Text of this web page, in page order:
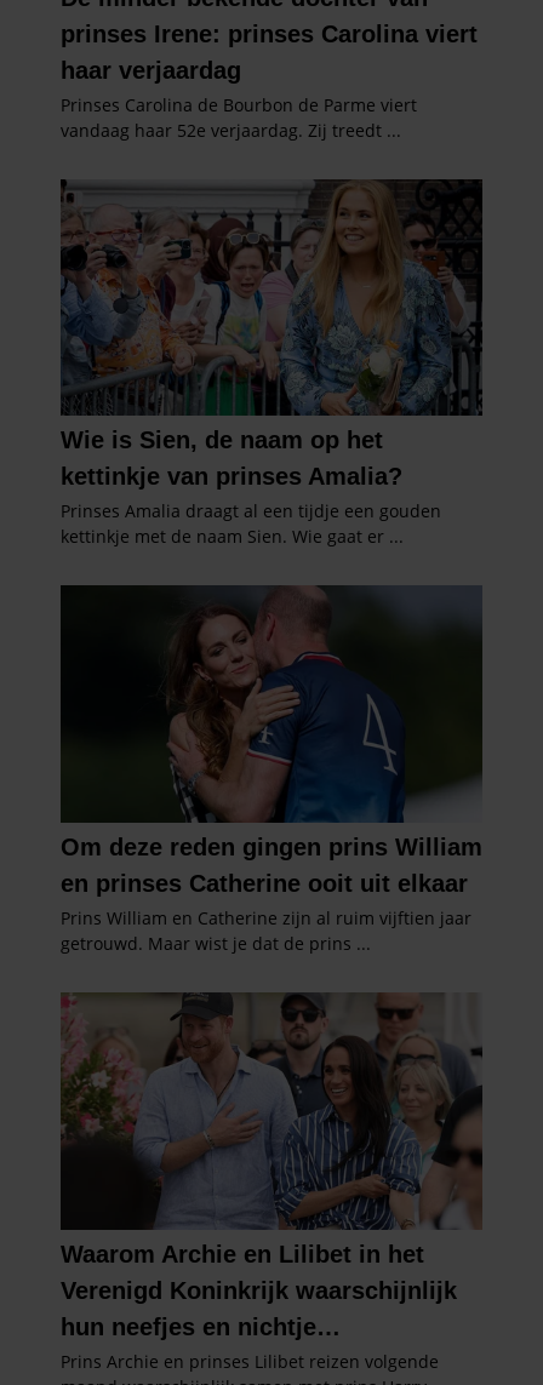
partners kunnen deze gegevens combineren met andere
informatie die u aan ze heeft verstrekt of die ze hebben
verzameld op basis van uw gebruik van hun services. U
gaat akkoord met onze cookies als u onze website blijft
gebruiken.